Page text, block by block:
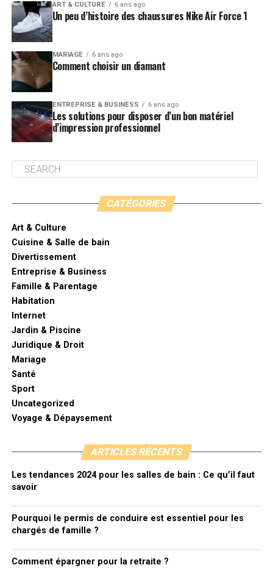
ART & CULTURE 6 ans ago
Un peu d’histoire des chaussures Nike Air Force 1
MARIAGE 6 ans ago
Comment choisir un diamant
ENTREPRISE & BUSINESS 6 ans ago
Les solutions pour disposer d’un bon matériel
d’impression professionnel
CATÉGORIES
Art & Culture
Cuisine & Salle de bain
Divertissement
Entreprise & Business
Famille & Parentage
Habitation
Internet
Jardin & Piscine
Juridique & Droit
Mariage
Santé
Sport
Uncategorized
Voyage & Dépaysement
ARTICLES RÉCENTS
Les tendances 2024 pour les salles de bain : Ce qu’il faut
savoir
Pourquoi le permis de conduire est essentiel pour les
chargés de famille ?
Comment épargner pour la retraite ?